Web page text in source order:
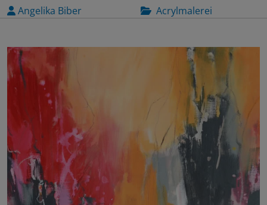
Angelika Biber Acrylmalerei